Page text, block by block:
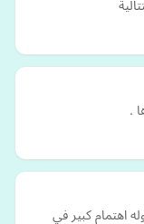
.
اهتمام كبير في